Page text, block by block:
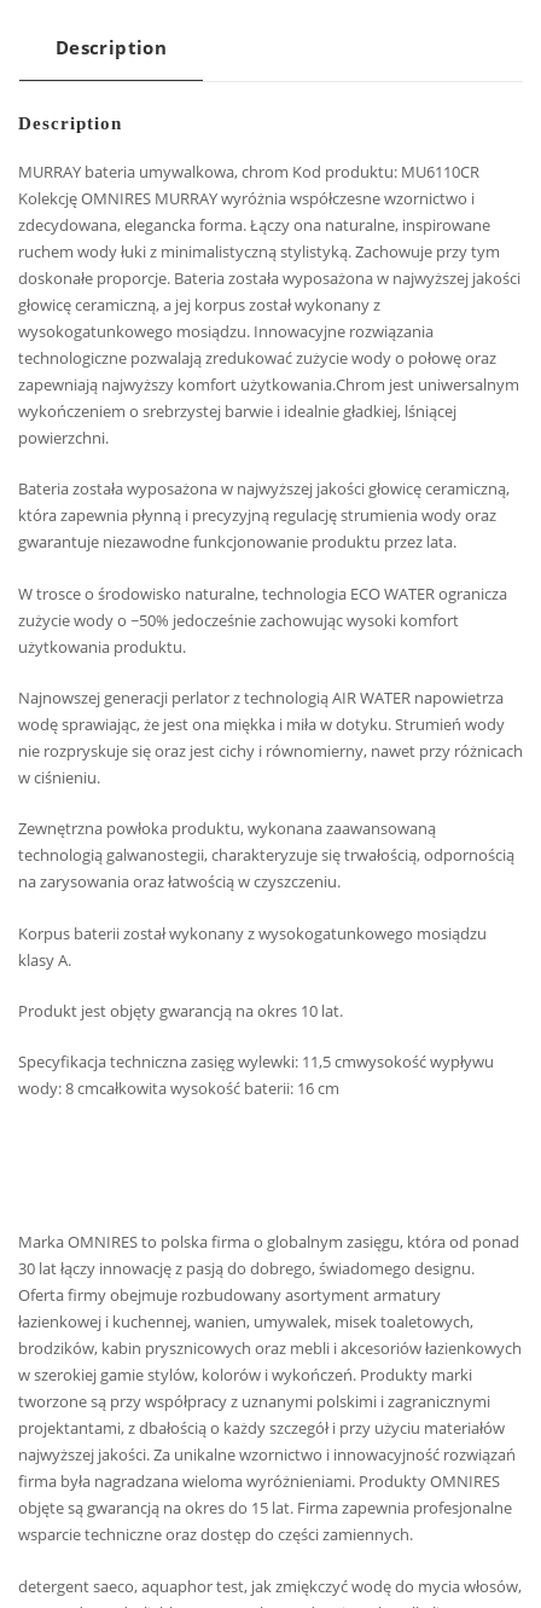
Description
Description
MURRAY bateria umywalkowa, chrom Kod produktu: MU6110CR
Kolekcję OMNIRES MURRAY wyróżnia współczesne wzornictwo i
zdecydowana, elegancka forma. Łączy ona naturalne, inspirowane
ruchem wody łuki z minimalistyczną stylistyką. Zachowuje przy tym
doskonałe proporcje. Bateria została wyposażona w najwyższej jakości
głowicę ceramiczną, a jej korpus został wykonany z
wysokogatunkowego mosiądzu. Innowacyjne rozwiązania
technologiczne pozwalają zredukować zużycie wody o połowę oraz
zapewniają najwyższy komfort użytkowania.Chrom jest uniwersalnym
wykończeniem o srebrzystej barwie i idealnie gładkiej, lśniącej
powierzchni.
Bateria została wyposażona w najwyższej jakości głowicę ceramiczną,
która zapewnia płynną i precyzyjną regulację strumienia wody oraz
gwarantuje niezawodne funkcjonowanie produktu przez lata.
W trosce o środowisko naturalne, technologia ECO WATER ogranicza
zużycie wody o ~50% jedocześnie zachowując wysoki komfort
użytkowania produktu.
Najnowszej generacji perlator z technologią AIR WATER napowietrza
wodę sprawiając, że jest ona miękka i miła w dotyku. Strumień wody
nie rozpryskuje się oraz jest cichy i równomierny, nawet przy różnicach
w ciśnieniu.
Zewnętrzna powłoka produktu, wykonana zaawansowaną
technologią galwanostegii, charakteryzuje się trwałością, odpornością
na zarysowania oraz łatwością w czyszczeniu.
Korpus baterii został wykonany z wysokogatunkowego mosiądzu
klasy A.
Produkt jest objęty gwarancją na okres 10 lat.
Specyfikacja techniczna zasięg wylewki: 11,5 cmwysokość wypływu
wody: 8 cmcałkowita wysokość baterii: 16 cm
Marka OMNIRES to polska firma o globalnym zasięgu, która od ponad
30 lat łączy innowację z pasją do dobrego, świadomego designu.
Oferta firmy obejmuje rozbudowany asortyment armatury
łazienkowej i kuchennej, wanien, umywalek, misek toaletowych,
brodzików, kabin prysznicowych oraz mebli i akcesoriów łazienkowych
w szerokiej gamie stylów, kolorów i wykończeń. Produkty marki
tworzone są przy współpracy z uznanymi polskimi i zagranicznymi
projektantami, z dbałością o każdy szczegół i przy użyciu materiałów
najwyższej jakości. Za unikalne wzornictwo i innowacyjność rozwiązań
firma była nagradzana wieloma wyróżnieniami. Produkty OMNIRES
objęte są gwarancją na okres do 15 lat. Firma zapewnia profesjonalne
wsparcie techniczne oraz dostęp do części zamiennych.
detergent saeco, aquaphor test, jak zmiękczyć wodę do mycia włosów,